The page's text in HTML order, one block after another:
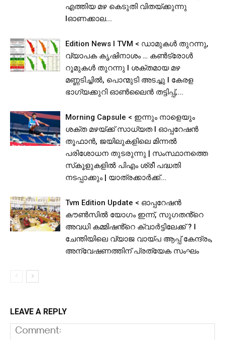
എത്തിയ മഴ കെടുതി വിതയ്ക്കുന്നു
lഓണക്കാല...
Edition News I TVM < ഡാമുകൾ തുറന്നു,
വ്യാപക കൃഷിനാശം … കൺട്രോൾ
റൂമുകൾ തുറന്നു l ശക്തമായ മഴ
മണ്ണടിച്ചിൽ, പൊന്മുടി അടച്ചു l കേരള
ഭാഗ്യക്കുറി ഓൺലൈൻ തട്ടിപ്പ്,...
Morning Capsule < ഇന്നും നാളെയും
ശക്ത മഴയ്ക്ക് സാധ്യത I ഓപ്പറേഷൻ
തൂഫാൻ, ജയിലുകളിലെ മിന്നൽ
പരിശോധന തുടരുന്നു | സംസ്ഥാനത്തെ
സ്‌കൂളുകളിൽ പിഎം ശ്രീ പദ്ധതി
നടപ്പാക്കും | യാത്രക്കാര്‍ക്ക്...
Tvm Edition Update < ഓപ്പറേഷൻ
കൗൺസിൽ യോഗം ഇന്ന്, സുഗതൻ്റെ
അവധി കമ്മിഷൻ്റെ ക്വാർട്ടിലേക്ക് ? l
ചേന്തിയിലെ വ്യാജ വായ്പ ആപ്പ് കേന്ദ്രം,
അന്വേഷണത്തിന് പ്രത്യേക സംഘം
LEAVE A REPLY